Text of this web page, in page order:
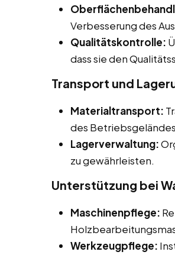
Verbesserung des
Qualitätskontrolle:
dass sie den
Transport und
Materialtransport:
des
Lagerverwaltung:
zu gewährleisten.
Unterstützung bei
Maschinenpflege:
Werkzeugpflege: